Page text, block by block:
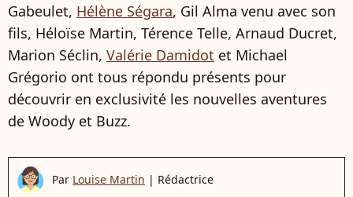
Gabeulet, Hélène Ségara, Gil Alma venu avec son
fils, Héloïse Martin, Térence Telle, Arnaud Ducret,
Marion Séclin, Valérie Damidot et Michael
Grégorio ont tous répondu présents pour
découvrir en exclusivité les nouvelles aventures
de Woody et Buzz.
Par Louise Martin | Rédactrice